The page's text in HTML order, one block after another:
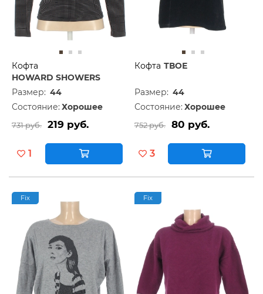
Кофта
HOWARD SHOWERS
Размер: 44
Состояние: Хорошее
731 руб. 219 руб.
1
Кофта ТВОЕ
Размер: 44
Состояние: Хорошее
752 руб. 80 руб.
3
Fix Fix